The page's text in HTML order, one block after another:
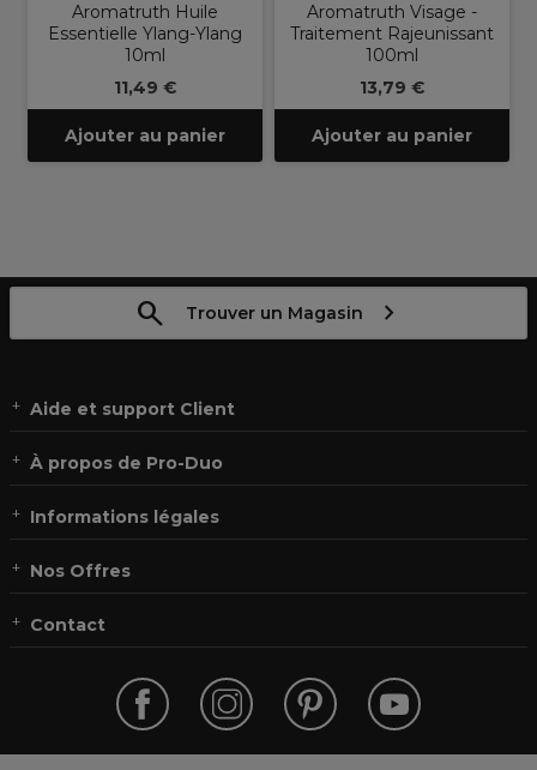
Aromatruth Huile
Essentielle Ylang-Ylang
10ml
11,49 €
Ajouter au panier
Aromatruth Visage -
Traitement Rajeunissant
100ml
13,79 €
Ajouter au panier
Trouver un Magasin
Aide et support Client
À propos de Pro-Duo
Informations légales
Nos Offres
Contact